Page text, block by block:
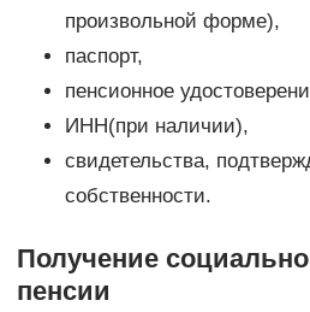
произвольной форме),
паспорт,
пенсионное
ИНН(при наличии),
свидетельства,
собственности.
Получение
пенсии